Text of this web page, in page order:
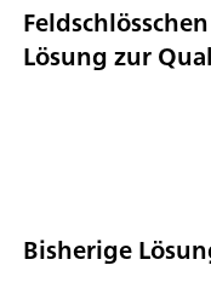
Lösung zur
Bisherige